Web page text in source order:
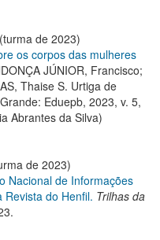
(turma de 2023)
os corpos das mulheres
JÚNIOR, Francisco;
Thaise S. Urtiga de
Eduepb, 2023, v. 5,
Abrantes da Silva)
de 2023)
Nacional de Informações
Revista do Henfil. Trilhas da